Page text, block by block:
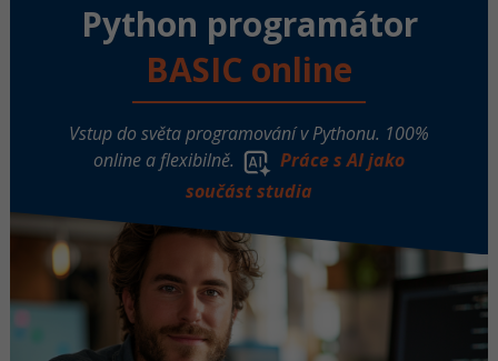
Python programátor
BASIC online
Vstup do světa programování v Pythonu. 100%
online a flexibilně.
Práce s AI jako
součást studia